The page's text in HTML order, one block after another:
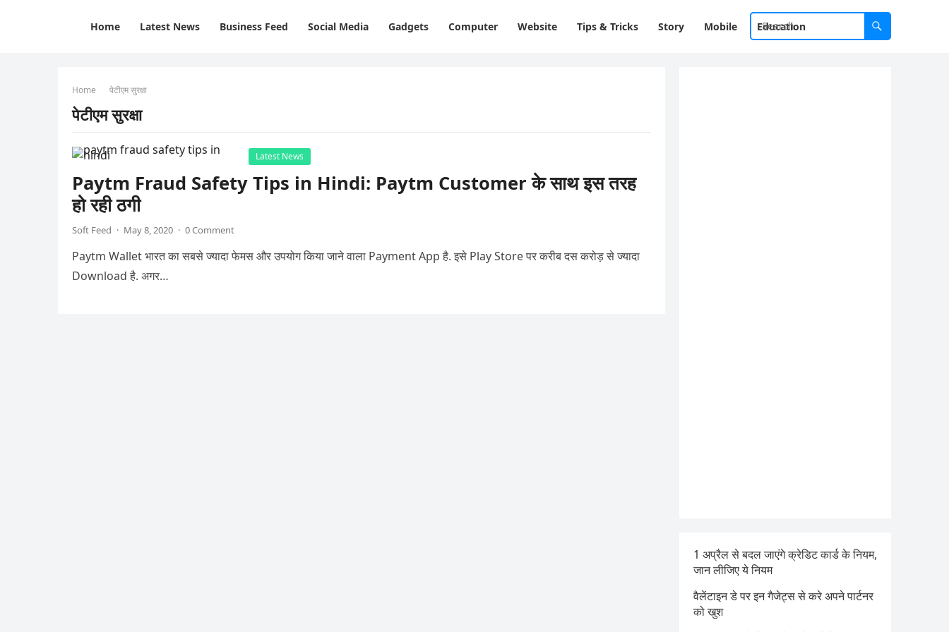
Home Latest News Business Feed Social Media Gadgets Computer Website Tips & Tricks Story Mobile Education
Home पेटीएम सुरक्षा
पेटीएम सुरक्षा
Latest News
Paytm Fraud Safety Tips in Hindi: Paytm Customer के साथ इस तरह
हो रही ठगी
Soft Feed · May 8, 2020 · 0 Comment
Paytm Wallet भारत का सबसे ज्यादा फेमस और उपयोग किया जाने वाला Payment App है. इसे Play Store पर करीब दस करोड़ से ज्यादा
Download है. अगर…
1 अप्रैल से बदल जाएंगे क्रेडिट कार्ड के नियम,
जान लीजिए ये नियम
वैलेंटाइन डे पर इन गैजेट्स से करे अपने पार्टनर
को खुश